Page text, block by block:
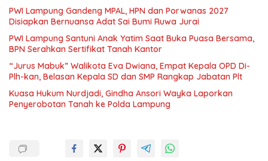
PWI Lampung Gandeng MPAL, HPN dan Porwanas 2027
Disiapkan Bernuansa Adat Sai Bumi Ruwa Jurai
PWI Lampung Santuni Anak Yatim Saat Buka Puasa Bersama,
BPN Serahkan Sertifikat Tanah Kantor
“Jurus Mabuk” Walikota Eva Dwiana, Empat Kepala OPD Di-
Plh-kan, Belasan Kepala SD dan SMP Rangkap Jabatan Plt
Kuasa Hukum Nurdjadi, Gindha Ansori Wayka Laporkan
Penyerobotan Tanah ke Polda Lampung